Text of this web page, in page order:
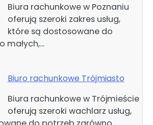
Biura rachunkowe w Poznaniu
oferują szeroki zakres usług,
które są dostosowane do
małych,…
Biuro rachunkowe Trójmiasto
Biura rachunkowe w Trójmieście
oferują szeroki wachlarz usług,